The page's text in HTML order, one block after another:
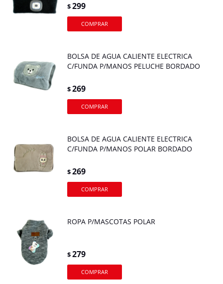
$299
BOLSA DE AGUA CALIENTE ELECTRICA
C/FUNDA P/MANOS PELUCHE BORDADO
$269
BOLSA DE AGUA CALIENTE ELECTRICA
C/FUNDA P/MANOS POLAR BORDADO
$269
ROPA P/MASCOTAS POLAR
$279